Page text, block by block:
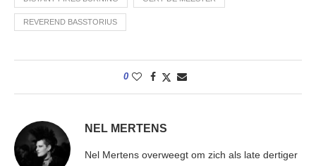
REVEREND BASSTORIUS
0
NEL MERTENS
Nel Mertens overweegt om zich als late dertiger